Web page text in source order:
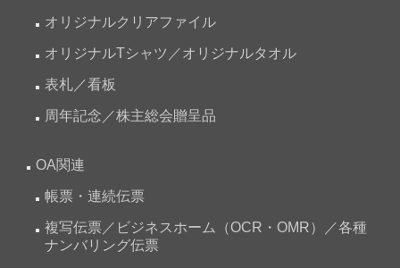
オリジナルクリアファイル
オリジナルTシャツ／オリジナルタオル
表札／看板
周年記念／株主総会贈呈品
OA関連
帳票・連続伝票
複写伝票／ビジネスホーム（OCR・OMR）／各種
ナンバリング伝票